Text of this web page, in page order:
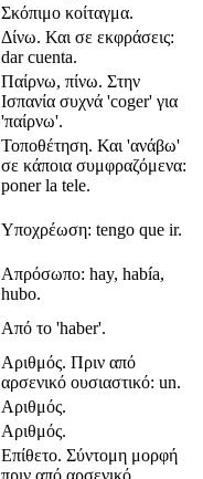
Σκόπιμο κοίταγμα.
Δίνω. Και σε εκφράσεις:
dar cuenta.
Παίρνω, πίνω. Στην
Ισπανία συχνά 'coger' για
'παίρνω'.
Τοποθέτηση. Και 'ανάβω'
σε κάποια συμφραζόμενα:
poner la tele.
Υποχρέωση: tengo que ir.
Απρόσωπο: hay, había,
hubo.
Από το 'haber'.
Αριθμός. Πριν από
αρσενικό ουσιαστικό: un.
Αριθμός.
Αριθμός.
Επίθετο. Σύντομη μορφή